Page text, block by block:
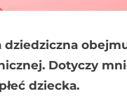
dziedziczna
Dotyczy
dziecka.